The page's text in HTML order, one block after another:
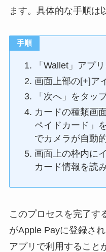
ます。具体的な手順は
手順
「Wallet」アプ
画面上部の[+]ア
「次へ」をタッ
カードの種類画
ペイドカード」
でカメラが自動
画面上の枠内に
カード情報を読
このプロセスを完了す
がApple Payに登録さ
アプリで利用すること